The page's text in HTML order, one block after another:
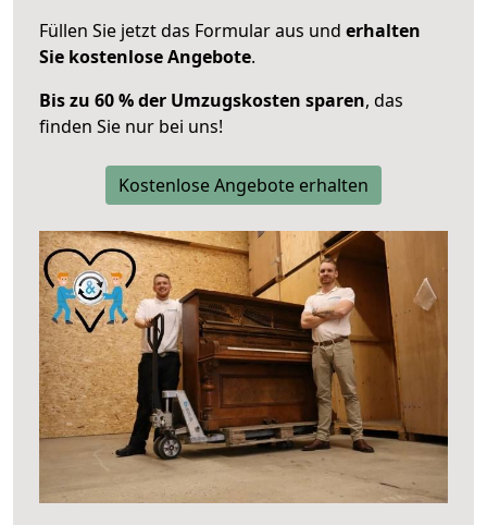
Füllen Sie jetzt das Formular aus und erhalten
Sie kostenlose Angebote.
Bis zu 60 % der Umzugskosten sparen, das
finden Sie nur bei uns!
Kostenlose Angebote erhalten